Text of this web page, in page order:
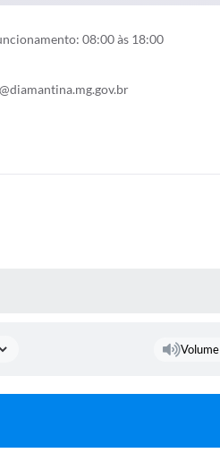
08:00 às 18:00
Volume